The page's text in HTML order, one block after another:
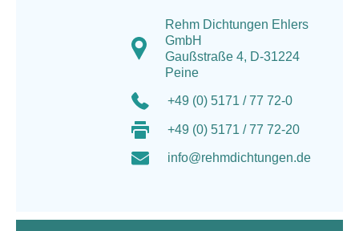
Rehm Dichtungen Ehlers
GmbH
Gaußstraße 4, D-31224
Peine
+49 (0) 5171 / 77 72-0
+49 (0) 5171 / 77 72-20
info@rehmdichtungen.de